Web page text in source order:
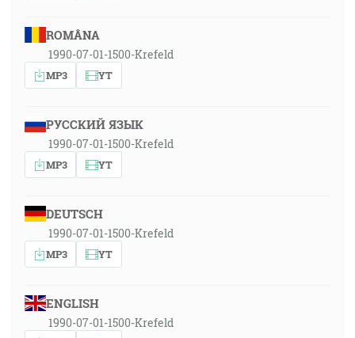
ROMÂNA
1990-07-01-1500-Krefeld
MP3 YT
РУССКИЙ ЯЗЫК
1990-07-01-1500-Krefeld
MP3 YT
DEUTSCH
1990-07-01-1500-Krefeld
MP3 YT
ENGLISH
1990-07-01-1500-Krefeld